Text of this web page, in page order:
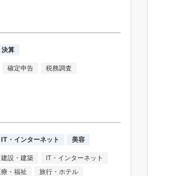
決算
確定申告
税務調査
IT・インターネット 美容
建設・建築
IT・インターネット
・福祉
旅行・ホテル